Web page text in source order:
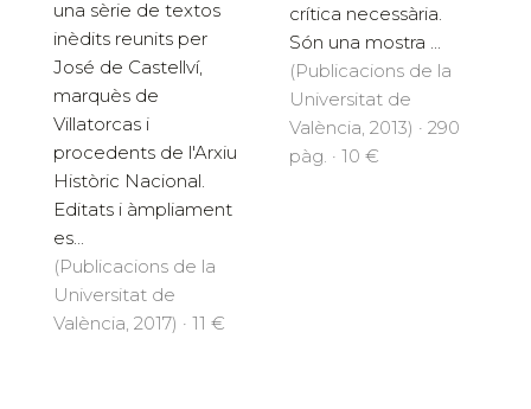
una sèrie de textos
inèdits reunits per
José de Castellví,
marquès de
Villatorcas i
procedents de l'Arxiu
Històric Nacional.
Editats i àmpliament
es...
(Publicacions de la
Universitat de
València, 2017) · 11 €
crítica necessària.
Són una mostra ...
(Publicacions de la
Universitat de
València, 2013) · 290
pàg. · 10 €